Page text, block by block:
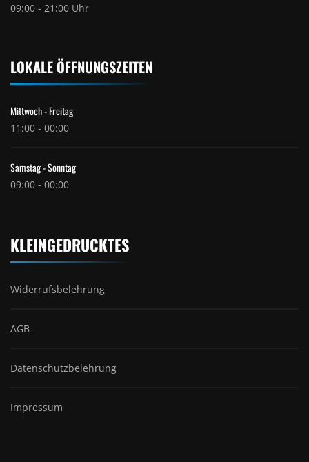
09:00 - 21:00 Uhr
LOKALE ÖFFNUNGSZEITEN
Mittwoch - Freitag
11:00 - 00:00
Samstag - Sonntag
09:00 - 00:00
KLEINGEDRUCKTES
Widerrufsbelehrung
AGB
Datenschutzbelehrung
Impressum